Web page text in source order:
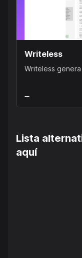
Writeless
Writeless
Lista
aquí